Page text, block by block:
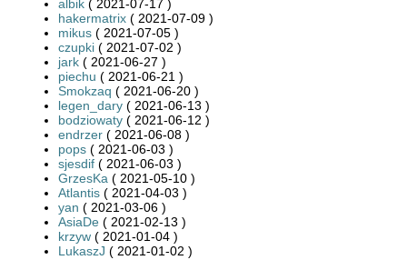
albik ( 2021-07-17 )
hakermatrix ( 2021-07-09 )
mikus ( 2021-07-05 )
czupki ( 2021-07-02 )
jark ( 2021-06-27 )
piechu ( 2021-06-21 )
Smokzaq ( 2021-06-20 )
legen_dary ( 2021-06-13 )
bodziowaty ( 2021-06-12 )
endrzer ( 2021-06-08 )
pops ( 2021-06-03 )
sjesdif ( 2021-06-03 )
GrzesKa ( 2021-05-10 )
Atlantis ( 2021-04-03 )
yan ( 2021-03-06 )
AsiaDe ( 2021-02-13 )
krzyw ( 2021-01-04 )
LukaszJ ( 2021-01-02 )